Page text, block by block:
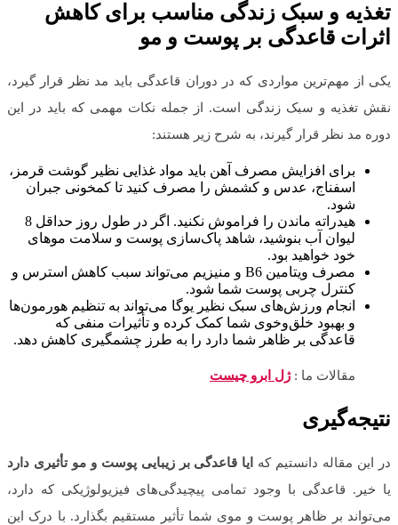
تغذیه و سبک زندگی مناسب برای کاهش
اثرات قاعدگی بر پوست و مو
یکی از مهم‌ترین مواردی که در دوران قاعدگی باید مد نظر قرار گیرد،
نقش تغذیه و سبک زندگی است. از جمله نکات مهمی که باید در این
دوره مد نظر قرار گیرند، به شرح زیر هستند:
برای افزایش مصرف آهن باید مواد غذایی نظیر گوشت قرمز،
اسفناج، عدس و کشمش را مصرف کنید تا کم‎خونی جبران
شود.
هیدراته ماندن را فراموش نکنید. اگر در طول روز حداقل 8
لیوان آب بنوشید، شاهد پاک‌سازی پوست و سلامت موهای
خود خواهید بود.
مصرف ویتامین B6 و منیزیم می‌تواند سبب کاهش استرس و
کنترل چربی پوست شما شود.
انجام ورزش‌های سبک نظیر یوگا می‌تواند به تنظیم هورمون‌ها
و بهبود خلق‌وخوی شما کمک کرده و تأثیرات منفی که
قاعدگی بر ظاهر شما دارد را به طرز چشمگیری کاهش دهد.
مقالات ما :ژل ابرو چیست
نتیجه‌گیری
در این مقاله دانستیم که
ایا قاعدگی بر زیبایی پوست و مو تأثیری دارد
یا خیر. قاعدگی با وجود تمامی پیچیدگی‌های فیزیولوژیکی که دارد،
می‌تواند بر ظاهر پوست و موی شما تأثیر مستقیم بگذارد. با درک این